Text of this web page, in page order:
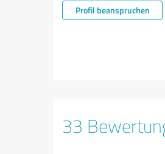
Profil beanspruchen
33